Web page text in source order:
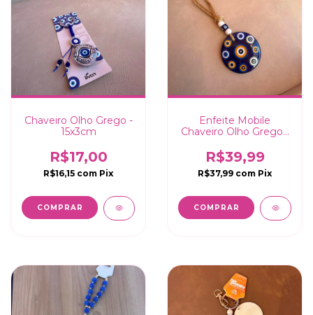
Chaveiro Olho Grego -
15x3cm
R$17,00
R$16,15 com Pix
Enfeite Mobile
Chaveiro Olho Grego -
R$39,99
R$37,99 com Pix